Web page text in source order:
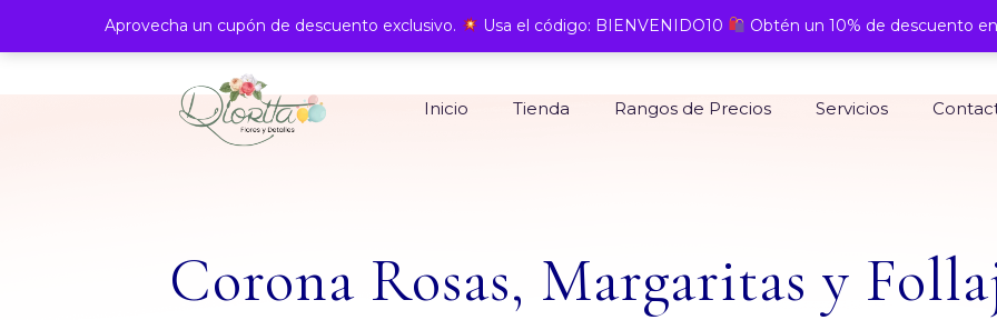
Inicio Tienda Rangos de Precios Servicios
Corona Rosas, Margaritas y
Aprovecha un cupón de descuento exclusivo. Usa el código: BIENVENIDO10 Obtén un 10% de descuento